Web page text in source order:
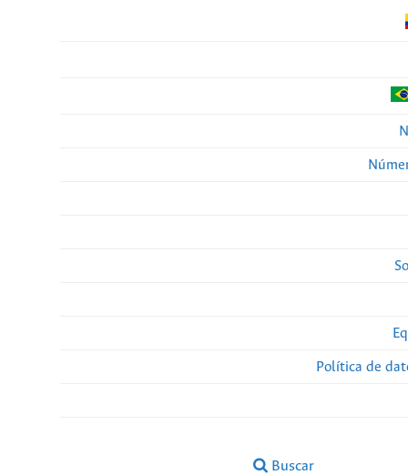
Política de
Buscar